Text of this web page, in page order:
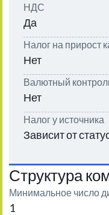
НДС
Да
Налог на прирост
Нет
Валютный
Нет
Налог у источника
Зависит от
Структура
Минимальное число
1